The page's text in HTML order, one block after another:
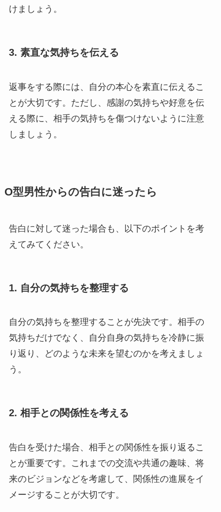
けましょう。
3. 素直な気持ちを伝える
返事をする際には、自分の本心を素直に伝えるこ
とが大切です。ただし、感謝の気持ちや好意を伝
える際に、相手の気持ちを傷つけないように注意
しましょう。
O型男性からの告白に迷ったら
告白に対して迷った場合も、以下のポイントを考
えてみてください。
1. 自分の気持ちを整理する
自分の気持ちを整理することが先決です。相手の
気持ちだけでなく、自分自身の気持ちを冷静に振
り返り、どのような未来を望むのかを考えましょ
う。
2. 相手との関係性を考える
告白を受けた場合、相手との関係性を振り返るこ
とが重要です。これまでの交流や共通の趣味、将
来のビジョンなどを考慮して、関係性の進展をイ
メージすることが大切です。